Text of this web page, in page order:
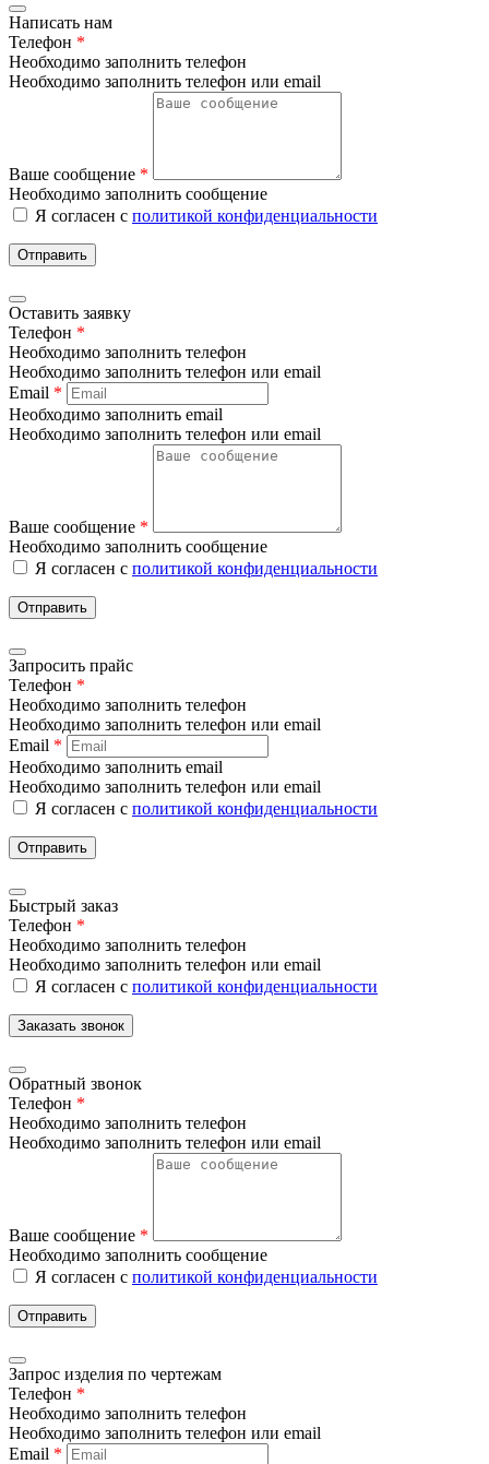
Написать нам
Телефон *
Необходимо заполнить телефон
Необходимо заполнить телефон или email
Ваше сообщение *
Необходимо заполнить сообщение
Я согласен с политикой конфиденциальности
Отправить
Оставить заявку
Телефон *
Необходимо заполнить телефон
Необходимо заполнить телефон или email
Email *
Необходимо заполнить email
Необходимо заполнить телефон или email
Ваше сообщение *
Необходимо заполнить сообщение
Я согласен с политикой конфиденциальности
Отправить
Запросить прайс
Телефон *
Необходимо заполнить телефон
Необходимо заполнить телефон или email
Email *
Необходимо заполнить email
Необходимо заполнить телефон или email
Я согласен с политикой конфиденциальности
Отправить
Быстрый заказ
Телефон *
Необходимо заполнить телефон
Необходимо заполнить телефон или email
Я согласен с политикой конфиденциальности
Заказать звонок
Обратный звонок
Телефон *
Необходимо заполнить телефон
Необходимо заполнить телефон или email
Ваше сообщение *
Необходимо заполнить сообщение
Я согласен с политикой конфиденциальности
Отправить
Запрос изделия по чертежам
Телефон *
Необходимо заполнить телефон
Необходимо заполнить телефон или email
Email *